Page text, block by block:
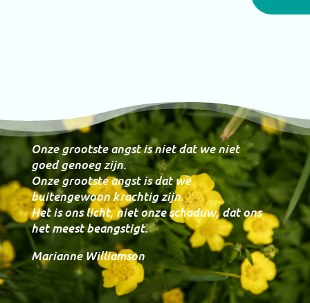
Onze grootste angst is niet dat we niet
goed genoeg zijn.
Onze grootste angst is dat we
buitengewoon krachtig zijn.
Het is ons licht, niet onze schaduw, dat ons
het meest beangstigt.
Marianne Williamson